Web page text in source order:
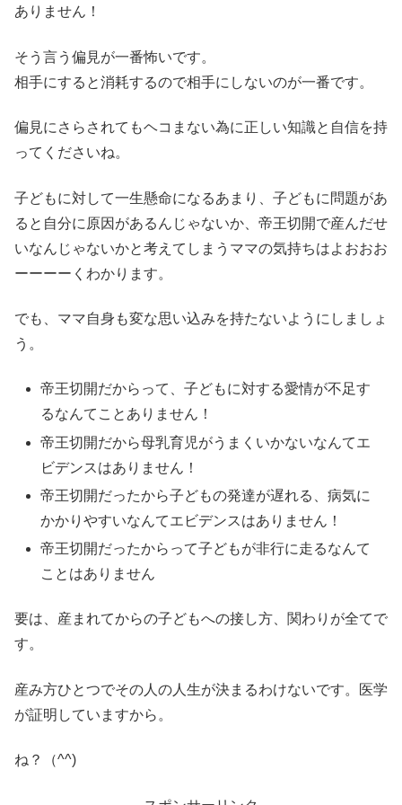
ありません！
そう言う偏見が一番怖いです。
相手にすると消耗するので相手にしないのが一番です。
偏見にさらされてもヘコまない為に正しい知識と自信を持
ってくださいね。
子どもに対して一生懸命になるあまり、子どもに問題があ
ると自分に原因があるんじゃないか、帝王切開で産んだせ
いなんじゃないかと考えてしまうママの気持ちはよおおお
ーーーーくわかります。
でも、ママ自身も変な思い込みを持たないようにしましょ
う。
帝王切開だからって、子どもに対する愛情が不足す
るなんてことありません！
帝王切開だから母乳育児がうまくいかないなんてエ
ビデンスはありません！
帝王切開だったから子どもの発達が遅れる、病気に
かかりやすいなんてエビデンスはありません！
帝王切開だったからって子どもが非行に走るなんて
ことはありません
要は、産まれてからの子どもへの接し方、関わりが全てで
す。
産み方ひとつでその人の人生が決まるわけないです。医学
が証明していますから。
ね？（^^)